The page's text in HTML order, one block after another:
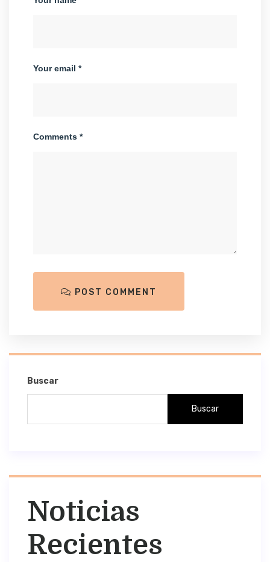
Your email *
Comments *
POST COMMENT
Buscar
Buscar
Noticias
Recientes